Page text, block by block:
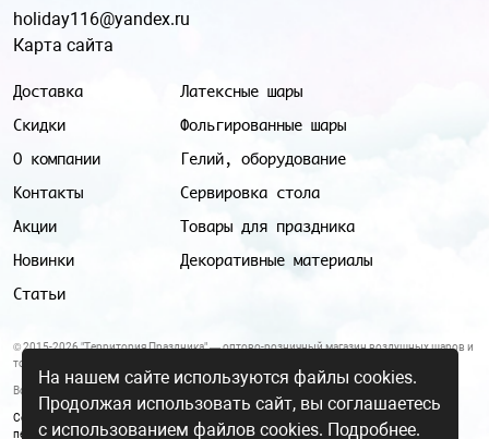
Доставка
Скидки
О компании
Контакты
Акции
Новинки
Статьи
Латексные шары
Фольгированные шары
Гелий, оборудование
Сервировка стола
Товары для праздника
Декоративные материалы
holiday116@yandex.ru
Карта сайта
© 2015-2026 "Территория Праздника" — оптово-розничный магазин воздушных шаров и
товаров для праздника.
Все цены и условия, указанные на данном сайте, не являются публичной офертой.
Согласие на обработку персональных данных
персональных данных
На нашем сайте используются файлы cookies.
Продолжая использовать сайт, вы соглашаетесь
с использованием файлов cookies. Подробнее.